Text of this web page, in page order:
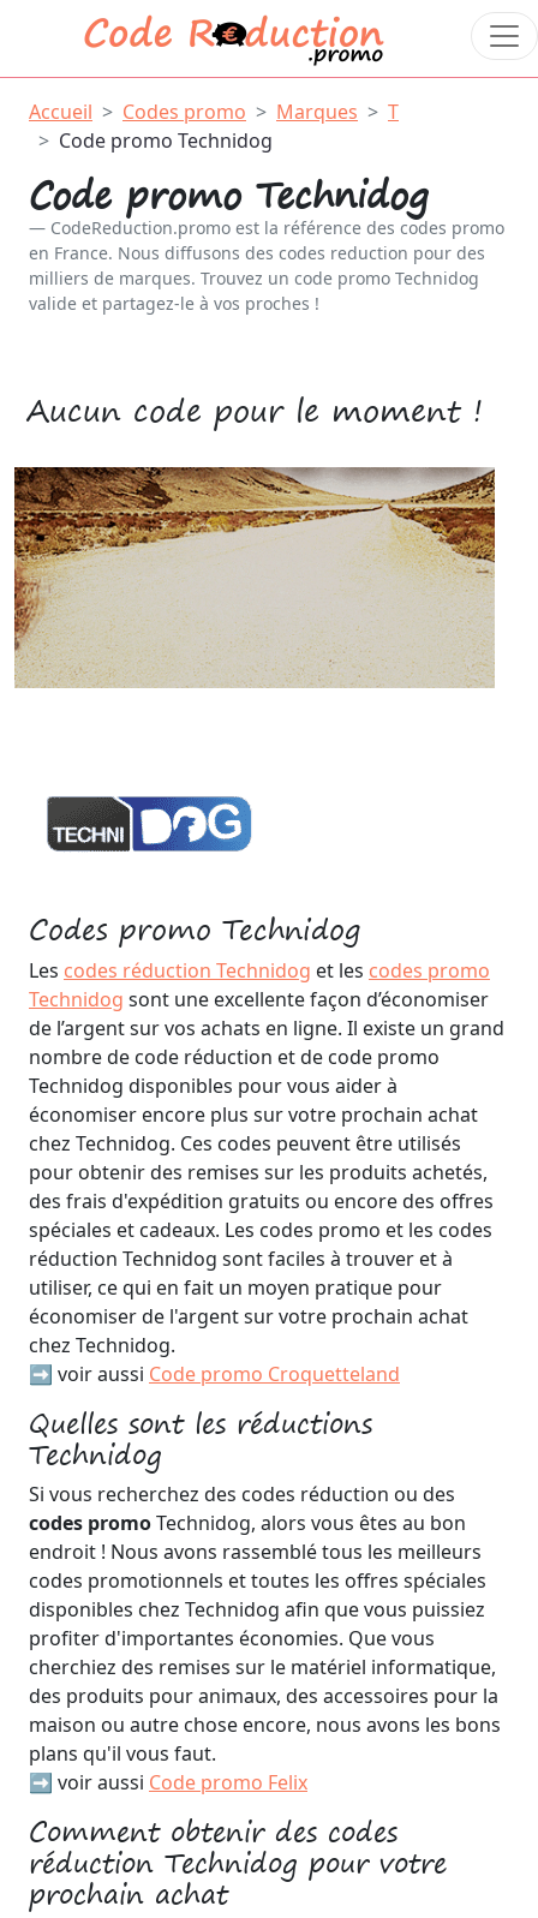
Accueil Codes promo Marques
T
Code promo Technidog
Code promo Technidog
CodeReduction.promo est la référence des codes promo
en France. Nous diffusons des codes reduction pour des
milliers de marques. Trouvez un code promo Technidog
valide et partagez-le à vos proches !
Codes promo Technidog
Les codes réduction Technidog et les codes promo
Technidog sont une excellente façon d’économiser
de l’argent sur vos achats en ligne. Il existe un grand
nombre de code réduction et de code promo
Technidog disponibles pour vous aider à
économiser encore plus sur votre prochain achat
chez Technidog. Ces codes peuvent être utilisés
pour obtenir des remises sur les produits achetés,
des frais d'expédition gratuits ou encore des offres
spéciales et cadeaux. Les codes promo et les codes
réduction Technidog sont faciles à trouver et à
utiliser, ce qui en fait un moyen pratique pour
économiser de l'argent sur votre prochain achat
chez Technidog.
➡️ voir aussi Code promo Croquetteland
Quelles sont les réductions
Technidog
Si vous recherchez des codes réduction ou des
codes promoTechnidog, alors vous êtes au bon
endroit ! Nous avons rassemblé tous les meilleurs
codes promotionnels et toutes les offres spéciales
disponibles chez Technidog afin que vous puissiez
profiter d'importantes économies. Que vous
cherchiez des remises sur le matériel informatique,
des produits pour animaux, des accessoires pour la
maison ou autre chose encore, nous avons les bons
plans qu'il vous faut.
➡️ voir aussi Code promo Felix
Comment obtenir des codes
réduction Technidog pour votre
prochain achat
Aucun code pour le moment !